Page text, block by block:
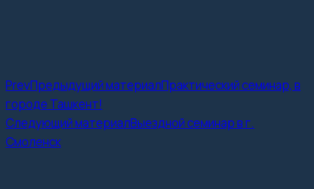
PrevПредыдущий материалПрактический семинар, в
городе Ташкент!
Следующий материалВыездной семинар в г.
Смоленск